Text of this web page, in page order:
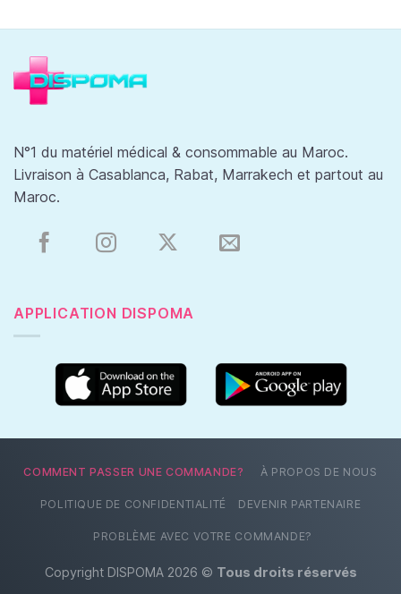
N°1 du matériel médical & consommable au Maroc.
Livraison à Casablanca, Rabat, Marrakech et partout au
Maroc.
APPLICATION DISPOMA
COMMENT PASSER UNE COMMANDE? À PROPOS DE NOUS
POLITIQUE DE CONFIDENTIALITÉ DEVENIR PARTENAIRE
PROBLÈME AVEC VOTRE COMMANDE?
Copyright DISPOMA 2026 © Tous droits réservés